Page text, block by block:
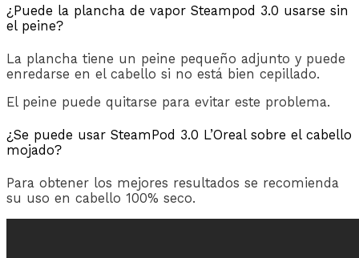
¿Puede la plancha de vapor Steampod 3.0 usarse sin
el peine?
La plancha tiene un peine pequeño adjunto y puede
enredarse en el cabello si no está bien cepillado.
El peine puede quitarse para evitar este problema.
¿Se puede usar SteamPod 3.0 L’Oreal sobre el cabello
mojado?
Para obtener los mejores resultados se recomienda
su uso en cabello 100% seco.